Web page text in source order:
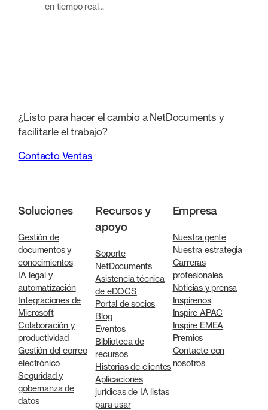
en tiempo real…
¿Listo para hacer el cambio a NetDocuments y
facilitarle el trabajo?
Contacto Ventas
Soluciones
Gestión de
documentos y
conocimientos
IA legal y
automatización
Integraciones de
Microsoft
Colaboración y
productividad
Gestión del correo
electrónico
Seguridad y
gobernanza de
datos
Recursos y
apoyo
Soporte
NetDocuments
Asistencia técnica
de eDOCS
Portal de socios
Blog
Eventos
Biblioteca de
recursos
Historias de clientes
Aplicaciones
jurídicas de IA listas
para usar
Empresa
Nuestra gente
Nuestra estrategia
Carreras
profesionales
Noticias y prensa
Inspírenos
Inspire APAC
Inspire EMEA
Premios
Contacte con
nosotros